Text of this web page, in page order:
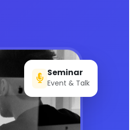
Seminar
Event & Talk